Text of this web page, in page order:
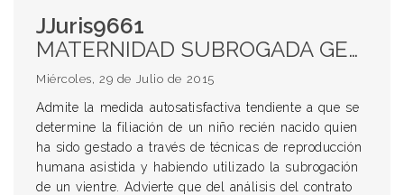
JJuris9661
MATERNIDAD SUBROGADA GESTACIONAL. MEDIDA AUTOSATISFACTIVA. FILIACIÓN. TÉCNICAS DE REPRODUCCIÓN HUMANA ASISTIDA. SUBROGACIÓN DE VIENTRE. CONTRATO DE MATERNIDAD.
Miércoles, 29 de Julio de 2015
Admite la medida autosatisfactiva tendiente a que se
determine la filiación de un niño recién nacido quien
ha sido gestado a través de técnicas de reproducción
humana asistida y habiendo utilizado la subrogación
de un vientre. Advierte que del análisis del contrato